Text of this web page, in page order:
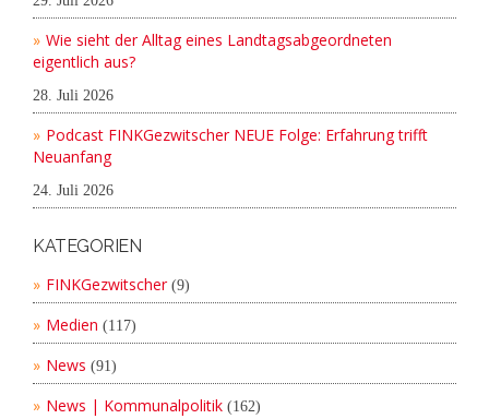
Wie sieht der Alltag eines Landtagsabgeordneten
eigentlich aus?
28. Juli 2026
Podcast FINKGezwitscher NEUE Folge: Erfahrung trifft
Neuanfang
24. Juli 2026
KATEGORIEN
FINKGezwitscher(9)
Medien (117)
News (91)
News | Kommunalpolitik (162)